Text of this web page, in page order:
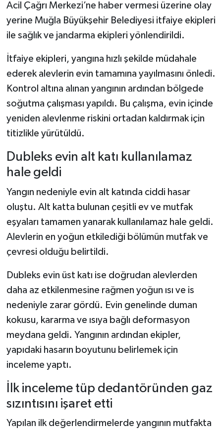
Acil Çağrı Merkezi’ne haber vermesi üzerine olay
yerine Muğla Büyükşehir Belediyesi itfaiye ekipleri
ile sağlık ve jandarma ekipleri yönlendirildi.
İtfaiye ekipleri, yangına hızlı şekilde müdahale
ederek alevlerin evin tamamına yayılmasını önledi.
Kontrol altına alınan yangının ardından bölgede
soğutma çalışması yapıldı. Bu çalışma, evin içinde
yeniden alevlenme riskini ortadan kaldırmak için
titizlikle yürütüldü.
Dubleks evin alt katı kullanılamaz
hale geldi
Yangın nedeniyle evin alt katında ciddi hasar
oluştu. Alt katta bulunan çeşitli ev ve mutfak
eşyaları tamamen yanarak kullanılamaz hale geldi.
Alevlerin en yoğun etkilediği bölümün mutfak ve
çevresi olduğu belirtildi.
Dubleks evin üst katı ise doğrudan alevlerden
daha az etkilenmesine rağmen yoğun ısı ve is
nedeniyle zarar gördü. Evin genelinde duman
kokusu, kararma ve ısıya bağlı deformasyon
meydana geldi. Yangının ardından ekipler,
yapıdaki hasarın boyutunu belirlemek için
inceleme yaptı.
İlk inceleme tüp dedantöründen gaz
sızıntısını işaret etti
Yapılan ilk değerlendirmelerde yangının mutfakta